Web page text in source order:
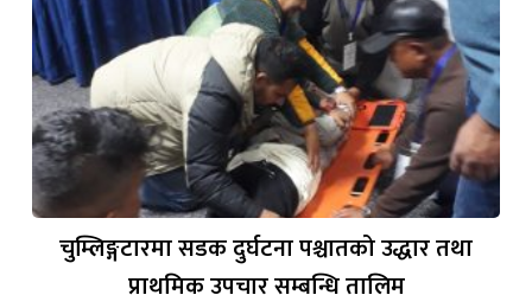
चुम्लिङ्गटारमा सडक दुर्घटना पश्चातको उद्धार तथा
प्राथमिक उपचार सम्बन्धि तालिम